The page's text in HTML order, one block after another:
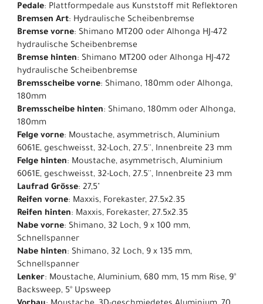
Pedale: Plattformpedale aus Kunststoff mit Reflektoren
Bremsen Art: Hydraulische Scheibenbremse
Bremse vorne: Shimano MT200 oder Alhonga HJ-472
hydraulische Scheibenbremse
Bremse hinten: Shimano MT200 oder Alhonga HJ-472
hydraulische Scheibenbremse
Bremsscheibe vorne: Shimano, 180mm oder Alhonga,
180mm
Bremsscheibe hinten: Shimano, 180mm oder Alhonga,
180mm
Felge vorne: Moustache, asymmetrisch, Aluminium
6061E, geschweisst, 32-Loch, 27.5'', Innenbreite 23 mm
Felge hinten: Moustache, asymmetrisch, Aluminium
6061E, geschweisst, 32-Loch, 27.5'', Innenbreite 23 mm
Laufrad Grösse: 27,5"
Reifen vorne: Maxxis, Forekaster, 27.5x2.35
Reifen hinten: Maxxis, Forekaster, 27.5x2.35
Nabe vorne: Shimano, 32 Loch, 9 x 100 mm,
Schnellspanner
Nabe hinten: Shimano, 32 Loch, 9 x 135 mm,
Schnellspanner
Lenker: Moustache, Aluminium, 680 mm, 15 mm Rise, 9°
Backsweep, 5° Upsweep